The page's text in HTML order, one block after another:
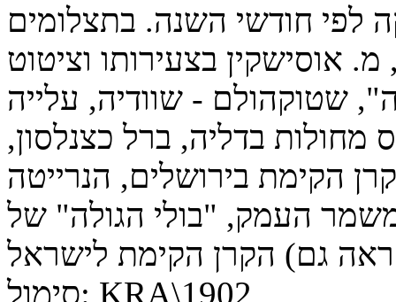
לפי חודשי השנה. בתצלומים
אוסישקין בצעירותו וציטוט
שטוקהולם - שוודיה, עלייה
מחולות בדליה, ברל כצנלסון,
הקימת בירושלים, הנרייטה
העמק, "בולי הגולה" של
סימול: KRA\1902